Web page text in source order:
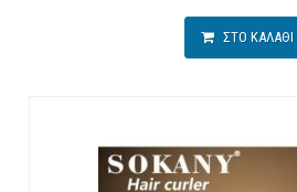
ΣΤΟ ΚΑΛΑΘΙ